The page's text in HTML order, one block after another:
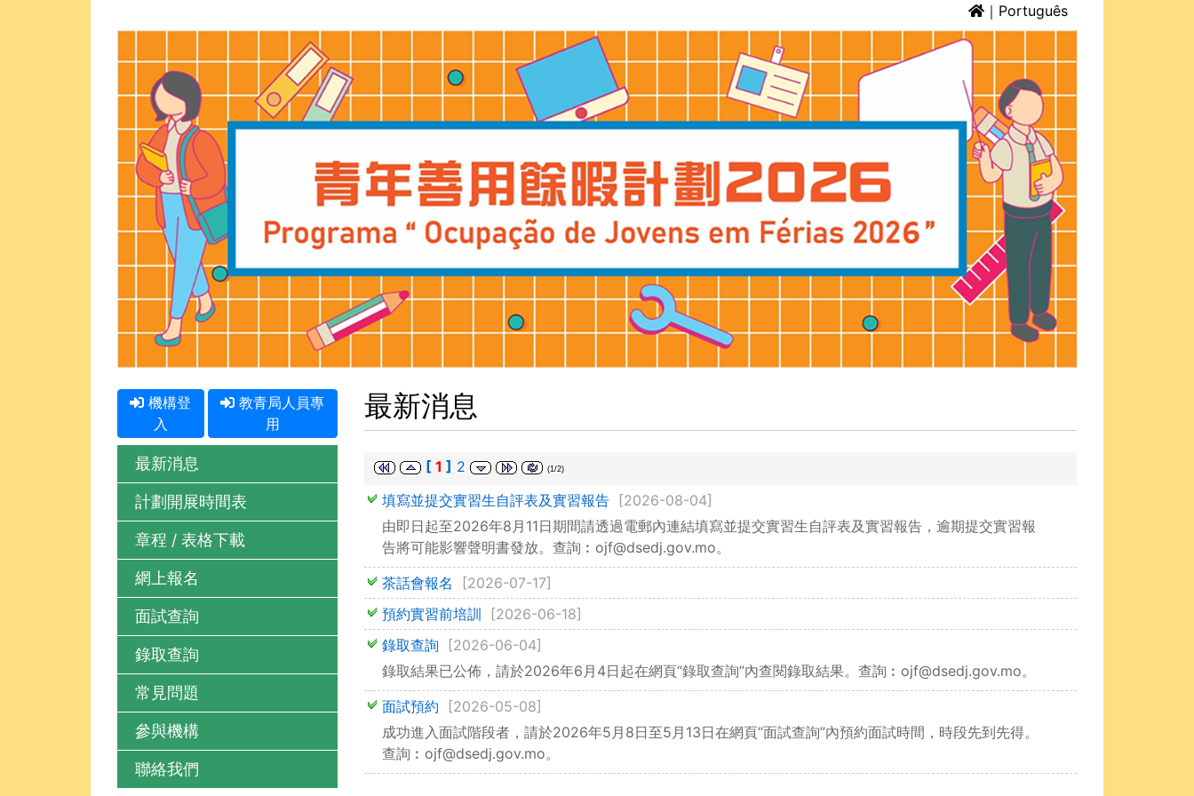
｜ Português
機構登
入
教青局人員專
用
最新消息
計劃開展時間表
章程 / 表格下載
網上報名
面試查詢
錄取查詢
常見問題
參與機構
聯絡我們
最新消息
[1 ] 2 (1/2)
填寫並提交實習生自評表及實習報告
[2026-08-04]
由即日起至2026年8月11日期間請透過電郵內連結填寫並提交實習生自評表及實習報告，逾期提交實習報
告將可能影響聲明書發放。查詢︰ojf@dsedj.gov.mo。
茶話會報名
[2026-07-17]
預約實習前培訓
[2026-06-18]
錄取查詢
[2026-06-04]
錄取結果已公佈，請於2026年6月4日起在網頁“錄取查詢”內查閱錄取結果。查詢︰ojf@dsedj.gov.mo。
面試預約
[2026-05-08]
成功進入面試階段者，請於2026年5月8日至5月13日在網頁“面試查詢”內預約面試時間，時段先到先得。
查詢︰ojf@dsedj.gov.mo。